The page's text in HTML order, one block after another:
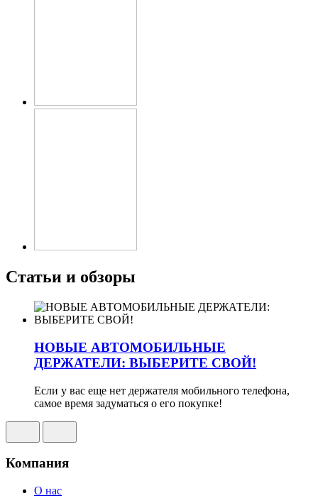
Статьи и обзоры
НОВЫЕ АВТОМОБИЛЬНЫЕ
ДЕРЖАТЕЛИ: ВЫБЕРИТЕ СВОЙ!
Если у вас еще нет держателя мобильного телефона,
самое время задуматься о его покупке!
Компания
О нас